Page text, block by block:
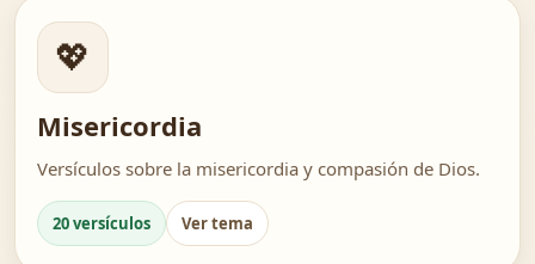
💖
Misericordia
Versículos sobre la misericordia y compasión de Dios.
20 versículos Ver tema